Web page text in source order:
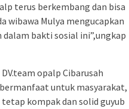
terus berkembang dan bisa
wibawa Mulya mengucapkan
dalam bakti sosial ini”,ungkap
opalp Cibarusah
untuk masyarakat,
kompak dan solid guyub